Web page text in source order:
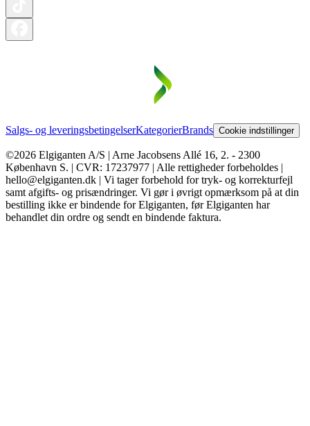
Salgs- og leveringsbetingelserKategorierBrands Cookie indstillinger
©2026 Elgiganten A/S | Arne Jacobsens Allé 16, 2. - 2300
København S. | CVR: 17237977 | Alle rettigheder forbeholdes |
hello@elgiganten.dk | Vi tager forbehold for tryk- og korrekturfejl
samt afgifts- og prisændringer. Vi gør i øvrigt opmærksom på at din
bestilling ikke er bindende for Elgiganten, før Elgiganten har
behandlet din ordre og sendt en bindende faktura.